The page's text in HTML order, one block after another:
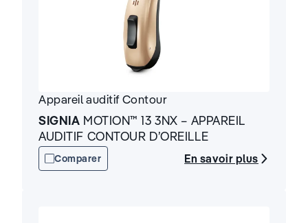
Appareil auditifContour
SIGNIA MOTION™ 13 3NX – APPAREIL
AUDITIF CONTOUR D’OREILLE
Comparer En savoir plus